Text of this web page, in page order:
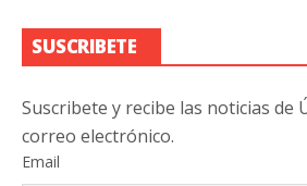
SUSCRIBETE
Suscribete y recibe las noticias de
correo electrónico.
Email